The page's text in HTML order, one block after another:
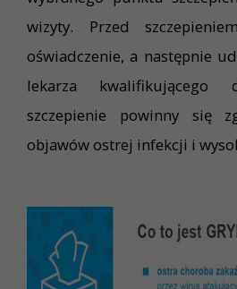
wizyty. Przed
oświadczenie, a następnie
lekarza
szczepienie powinny się
objawów ostrej infekcji i